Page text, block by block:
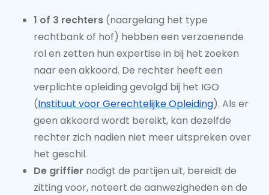
1 of 3 rechters (naargelang het type
rechtbank of hof) hebben een verzoenende
rol en zetten hun expertise in bij het zoeken
naar een akkoord. De rechter heeft een
verplichte opleiding gevolgd bij het IGO
(Instituut voor Gerechtelijke Opleiding). Als er
geen akkoord wordt bereikt, kan dezelfde
rechter zich nadien niet meer uitspreken over
het geschil.
De griffier nodigt de partijen uit, bereidt de
zitting voor, noteert de aanwezigheden en de